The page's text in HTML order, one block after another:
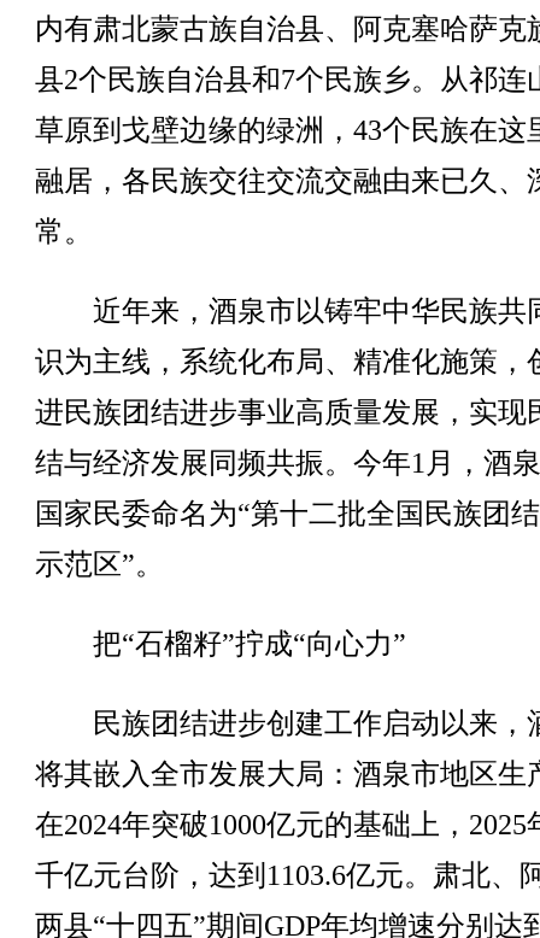
内有肃北蒙古族自治县、阿克塞哈萨克
县2个民族自治县和7个民族乡。从祁连
草原到戈壁边缘的绿洲，43个民族在这
融居，各民族交往交流交融由来已久、
常。
近年来，酒泉市以铸牢中华民族共
识为主线，系统化布局、精准化施策，
进民族团结进步事业高质量发展，实现
结与经济发展同频共振。今年1月，酒
国家民委命名为“第十二批全国民族团
示范区”。
把“石榴籽”拧成“向心力”
民族团结进步创建工作启动以来，
将其嵌入全市发展大局：酒泉市地区生
在2024年突破1000亿元的基础上，2025
千亿元台阶，达到1103.6亿元。肃北、
两县“十四五”期间GDP年均增速分别达